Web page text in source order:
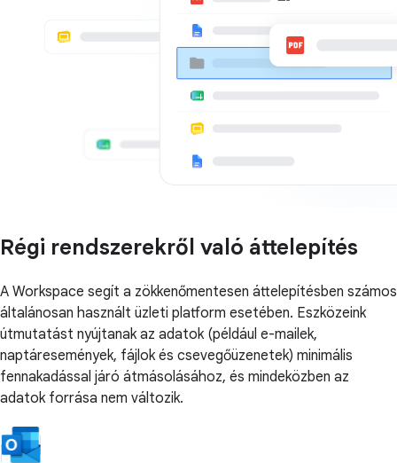
Régi rendszerekről való áttelepítés
A Workspace segít a zökkenőmentesen áttelepítésben számos
általánosan használt üzleti platform esetében. Eszközeink
útmutatást nyújtanak az adatok (például e-mailek,
naptáresemények, fájlok és csevegőüzenetek) minimális
fennakadással járó átmásolásához, és mindeközben az
adatok forrása nem változik.